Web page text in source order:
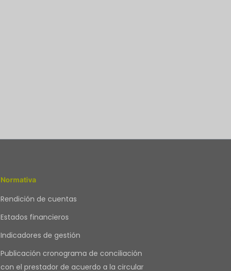
Normativa
Rendición de cuentas
Estados financieros
Indicadores de gestión
Publicación cronograma de conciliación
con el prestador de acuerdo a la circular